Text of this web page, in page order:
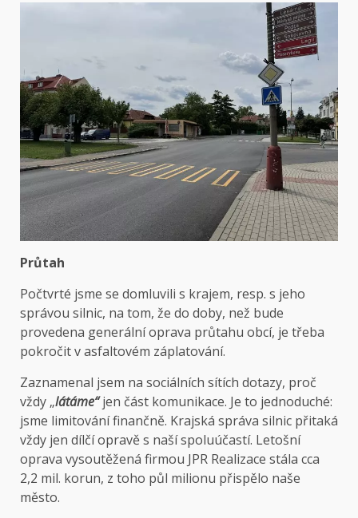
Průtah
Počtvrté jsme se domluvili s krajem, resp. s jeho
správou silnic, na tom, že do doby, než bude
provedena generální oprava průtahu obcí, je třeba
pokročit v asfaltovém záplatování.
Zaznamenal jsem na sociálních sítích dotazy, proč
vždy „látáme“jen část komunikace. Je to jednoduché:
jsme limitování finančně. Krajská správa silnic přitaká
vždy jen dílčí opravě s naší spoluúčastí. Letošní
oprava vysoutěžená firmou JPR Realizace stála cca
2,2 mil. korun, z toho půl milionu přispělo naše
město.